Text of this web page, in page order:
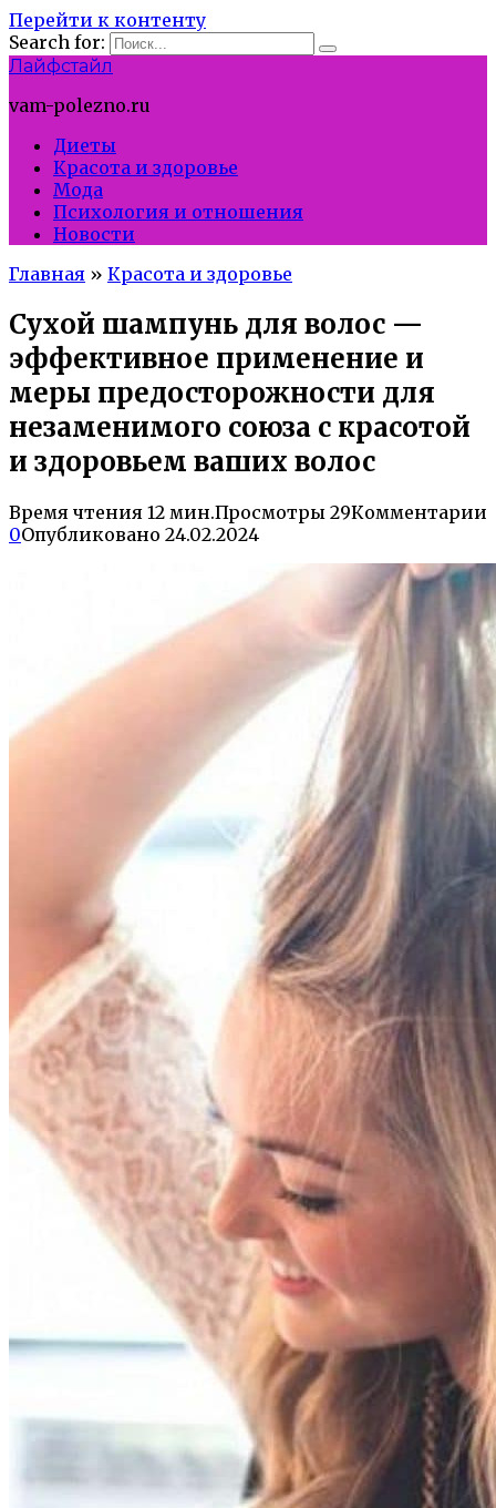
Перейти к контенту
Search for:
Лайфстайл
vam-polezno.ru
Диеты
Красота и здоровье
Мода
Психология и отношения
Новости
Главная » Красота и здоровье
Сухой шампунь для волос —
эффективное применение и
меры предосторожности для
незаменимого союза с красотой
и здоровьем ваших волос
Время чтения 12 мин.Просмотры 29Комментарии
0Опубликовано 24.02.2024